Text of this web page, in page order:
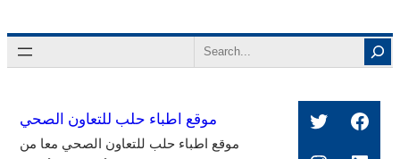
to
content
Search
موقع اطباء حلب للتعاون الصحي
موقع اطباء حلب للتعاون الصحي معا من
Twitter